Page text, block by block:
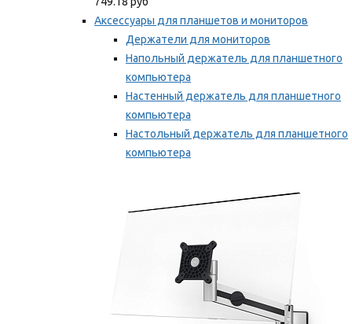
Аксессуары для планшетов и мониторов
Держатели для мониторов
Напольный держатель для планшетного
компьютера
Настенный держатель для планшетного
компьютера
Настольный держатель для планшетного
компьютера